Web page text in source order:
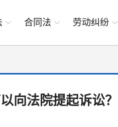
合同法 劳动纠纷
向法院提起诉讼？